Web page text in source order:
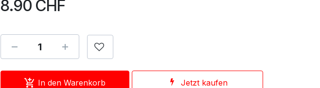
8.90 CHF
In den Warenkorb Jetzt kaufen